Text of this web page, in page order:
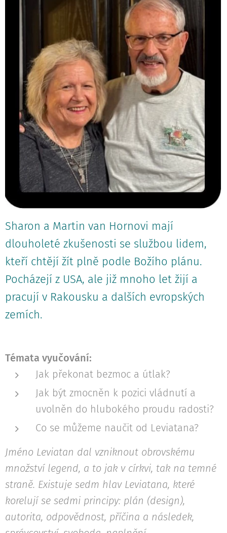
Sharon a Martin van Hornovi mají
dlouholeté zkušenosti se službou lidem,
kteří chtějí žít plně podle Božího plánu.
Pocházejí z USA, ale již mnoho let žijí a
pracují v Rakousku a dalších evropských
zemích.
Témata vyučování:
Jak překonat bezmoc a útlak?
Jak být zmocněn k pozici vládnutí a
uvolněn do hlubokého proudu radosti?
Co se můžeme naučit od Leviatana?
Jméno Leviatan dal vzniknout obrovskému
množství legend, a to jak v církvi, tak na temné
straně. Existuje sedm hlav Leviatana, které
korelují se sedmi principy: plán (design),
autorita, odpovědnost, příčina a následek,